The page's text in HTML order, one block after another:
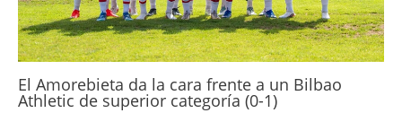
El Amorebieta da la cara frente a un Bilbao
Athletic de superior categoría (0-1)